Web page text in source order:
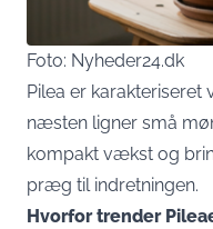
Foto: Nyheder24.dk
Pilea er karakteriseret
næsten ligner små
kompakt vækst og
præg til indretningen.
Hvorfor trender